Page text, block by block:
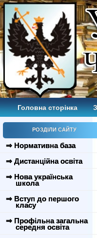
Головна сторінка
РОЗДІЛИ САЙТУ
⇒ Нормативна база
⇒ Дистанційна освіта
⇒ Нова українська
школа
⇒ Вступ до першого
класу
⇒ Профільна загальна
середня освіта